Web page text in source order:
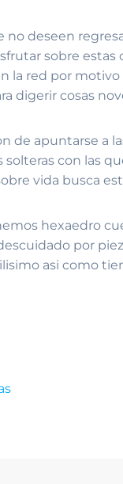
deseen
sobre
la red por motivo
digerir cosas
de apuntarse a
con las
vida busca
hexaedro
por
asi­ como